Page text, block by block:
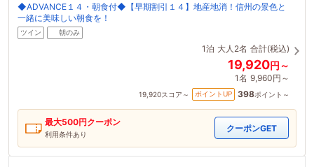
◆ADVANCE１４・朝食付◆【早期割引１４】地産地消！信州の景色と
一緒に美味しい朝食を！
ツイン 朝のみ
1泊 大人2名 合計(税込)
19,920円～
1名 9,960円～
19,920スコア～ ポイントUP 398ポイント～
最大500円クーポン
利用条件あり
クーポンGET